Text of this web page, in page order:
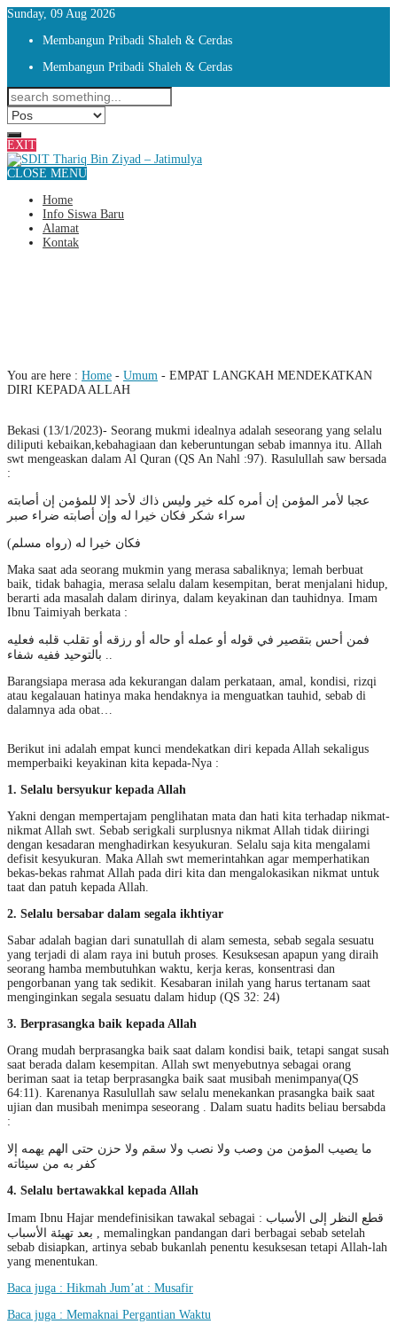
Sunday, 09 Aug 2026
Membangun Pribadi Shaleh & Cerdas
Membangun Pribadi Shaleh & Cerdas
EXIT
CLOSE MENU
Home
Info Siswa Baru
Alamat
Kontak
You are here : Home - Umum - EMPAT LANGKAH MENDEKATKAN
DIRI KEPADA ALLAH
Bekasi (13/1/2023)- Seorang mukmi idealnya adalah seseorang yang selalu
diliputi kebaikan,kebahagiaan dan keberuntungan sebab imannya itu. Allah
swt mengeaskan dalam Al Quran (QS An Nahl :97). Rasulullah saw bersada
:
عجبا لأمر المؤمن إن أمره كله خير وليس ذاك لأحد إلا للمؤمن إن أصابته
سراء شكر فكان خيرا له وإن أصابته ضراء صبر
فكان خيرا له (رواه مسلم)
Maka saat ada seorang mukmin yang merasa sabaliknya; lemah berbuat
baik, tidak bahagia, merasa selalu dalam kesempitan, berat menjalani hidup,
berarti ada masalah dalam dirinya, dalam keyakinan dan tauhidnya. Imam
Ibnu Taimiyah berkata :
فمن أحس بتقصير في قوله أو عمله أو حاله أو رزقه أو تقلب قلبه فعليه
Barangsiapa merasa ada kekurangan dalam perkataan, amal, kondisi, rizqi
atau kegalauan hatinya maka hendaknya ia menguatkan tauhid, sebab di
dalamnya ada obat…
Berikut ini adalah empat kunci mendekatkan diri kepada Allah sekaligus
memperbaiki keyakinan kita kepada-Nya :
1. Selalu bersyukur kepada Allah
Yakni dengan mempertajam penglihatan mata dan hati kita terhadap nikmat-
nikmat Allah swt. Sebab serigkali surplusnya nikmat Allah tidak diiringi
dengan kesadaran menghadirkan kesyukuran. Selalu saja kita mengalami
defisit kesyukuran. Maka Allah swt memerintahkan agar memperhatikan
bekas-bekas rahmat Allah pada diri kita dan mengalokasikan nikmat untuk
taat dan patuh kepada Allah.
2. Selalu bersabar dalam segala ikhtiyar
Sabar adalah bagian dari sunatullah di alam semesta, sebab segala sesuatu
yang terjadi di alam raya ini butuh proses. Kesuksesan apapun yang diraih
seorang hamba membutuhkan waktu, kerja keras, konsentrasi dan
pengorbanan yang tak sedikit. Kesabaran inilah yang harus tertanam saat
menginginkan segala sesuatu dalam hidup (QS 32: 24)
3. Berprasangka baik kepada Allah
Orang mudah berprasangka baik saat dalam kondisi baik, tetapi sangat susah
saat berada dalam kesempitan. Allah swt menyebutnya sebagai orang
beriman saat ia tetap berprasangka baik saat musibah menimpanya(QS
64:11). Karenanya Rasulullah saw selalu menekankan prasangka baik saat
ujian dan musibah menimpa seseorang . Dalam suatu hadits beliau bersabda
:
ما يصيب المؤمن من وصب ولا نصب ولا سقم ولا حزن حتى الهم يهمه إلا
كفر به من سيئاته
4. Selalu bertawakkal kepada Allah
Imam Ibnu Hajar mendefinisikan tawakal sebagai : قطع النظر إلى الأسباب
بعد تهيئة الأسباب , memalingkan pandangan dari berbagai sebab setelah
sebab disiapkan, artinya sebab bukanlah penentu kesuksesan tetapi Allah-lah
yang menentukan.
Baca juga : Hikmah Jum’at : Musafir
Baca juga : Memaknai Pergantian Waktu